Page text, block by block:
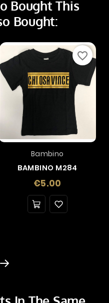
Bought This
Bought:
Bambino
BAMBINO M284
€5.00
favorite_border